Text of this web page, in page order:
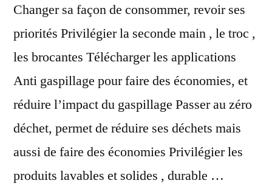
Changer sa façon de consommer, revoir ses
priorités Privilégier la seconde main , le troc ,
les brocantes Télécharger les applications
Anti gaspillage pour faire des économies, et
réduire l’impact du gaspillage Passer au zéro
déchet, permet de réduire ses déchets mais
aussi de faire des économies Privilégier les
produits lavables et solides , durable …